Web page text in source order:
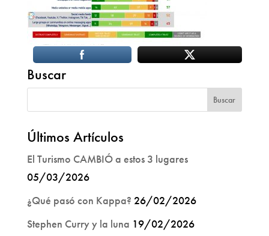
Buscar
Últimos Artículos
El Turismo CAMBIÓ a estos 3 lugares
05/03/2026
¿Qué pasó con Kappa? 26/02/2026
Stephen Curry y la luna 19/02/2026